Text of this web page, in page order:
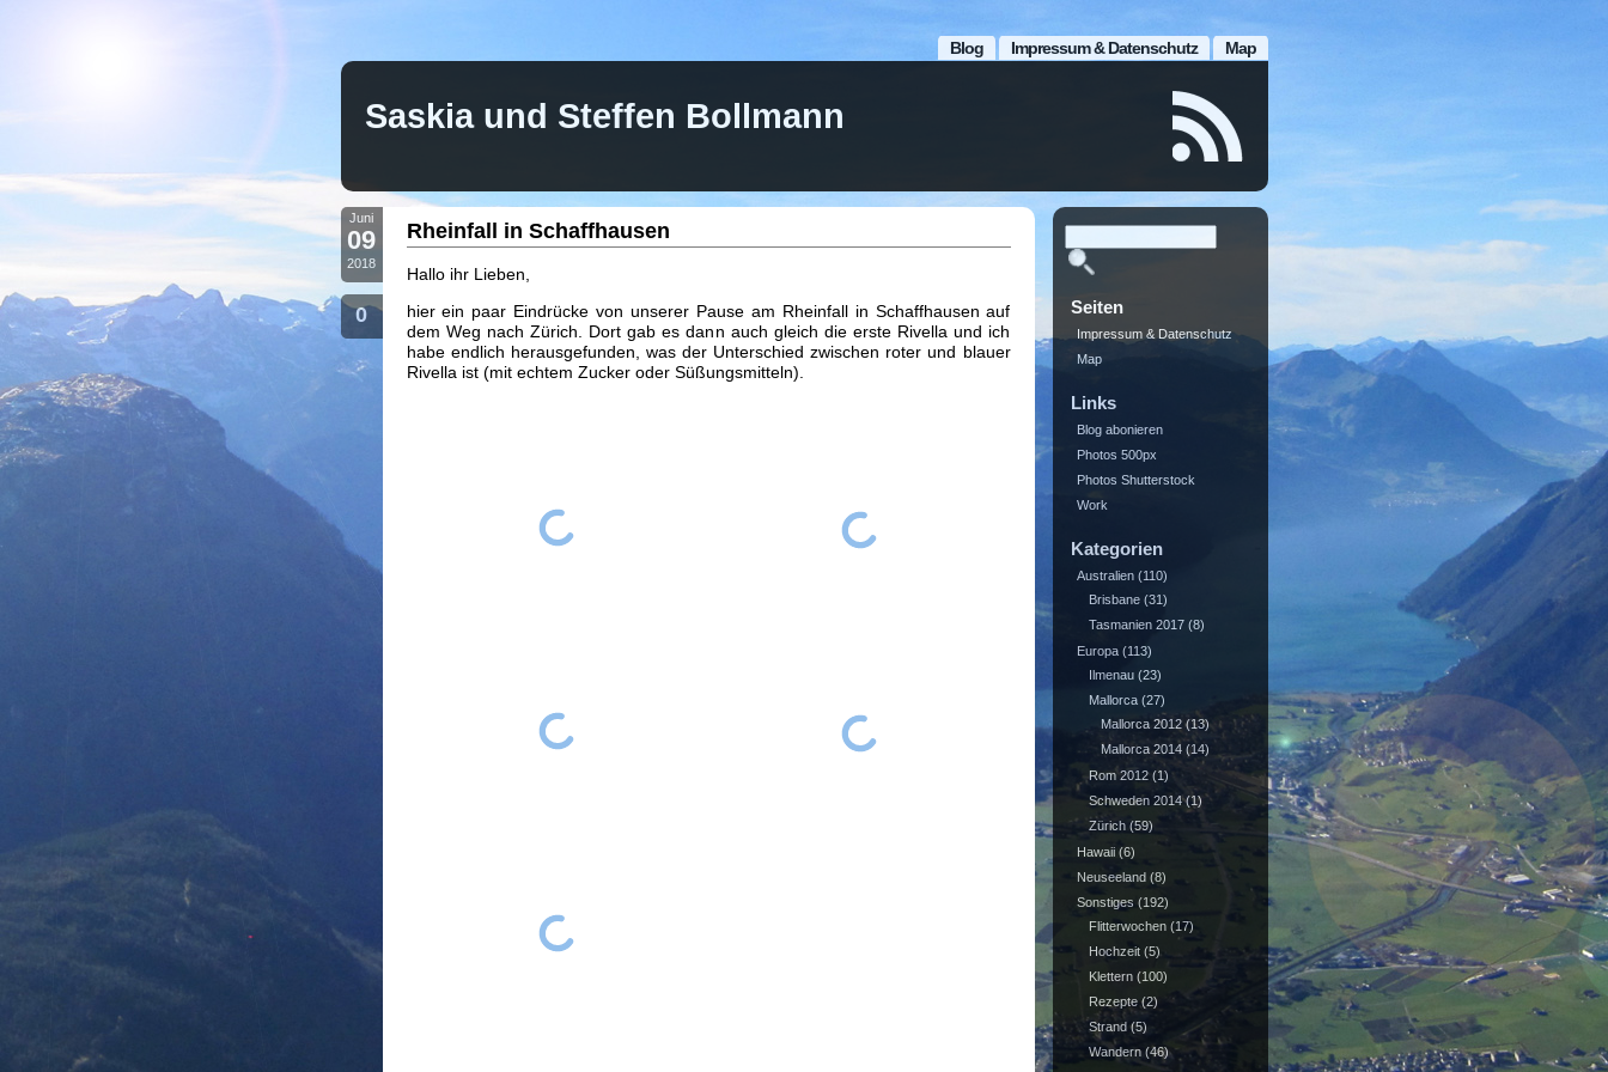
Map
Impressum & Datenschutz
Blog
Saskia und Steffen Bollmann
Juni
09
2018
0
Rheinfall in Schaffhausen
Hallo ihr Lieben,
hier ein paar Eindrücke von unserer Pause am Rheinfall in Schaffhausen auf
dem Weg nach Zürich. Dort gab es dann auch gleich die erste Rivella und ich
habe endlich herausgefunden, was der Unterschied zwischen roter und blauer
Rivella ist (mit echtem Zucker oder Süßungsmitteln).
Seiten
Impressum & Datenschutz
Map
Links
Blog abonieren
Photos 500px
Photos Shutterstock
Work
Kategorien
Australien(110)
Brisbane(31)
Tasmanien 2017(8)
Europa(113)
Ilmenau(23)
Mallorca(27)
Mallorca 2012(13)
Mallorca 2014(14)
Rom 2012(1)
Schweden 2014(1)
Zürich(59)
Hawaii(6)
Neuseeland(8)
Sonstiges (192)
Flitterwochen(17)
Hochzeit(5)
Klettern(100)
Rezepte(2)
Strand(5)
Wandern(46)